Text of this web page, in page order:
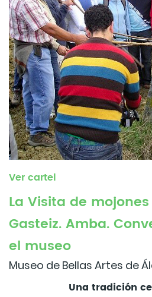
Ver cartel
La Visita de
Gasteiz. Amba.
el museo
Museo de Bellas Artes de
Una tradición